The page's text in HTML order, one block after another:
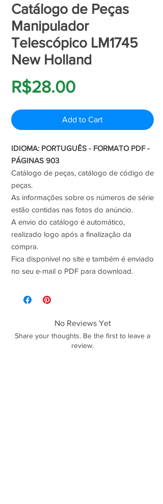
Catálogo de Peças
Manipulador
Telescópico LM1745
New Holland
R$28.00Price
Add to Cart
IDIOMA: PORTUGUÊS - FORMATO PDF -
PÁGINAS 903
Catálogo de peças, catálogo de código de
peças.
As informações sobre os números de série
estão contidas nas fotos do anúncio.
A envio do catálogo é automático,
realizado logo após a finalização da
compra.
Fica disponível no site e também é enviado
no seu e-mail o PDF para download.
No Reviews Yet
Share your thoughts. Be the first to leave a
review.